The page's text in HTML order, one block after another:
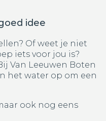
idee
Of weet je niet
iets voor jou is?
Van Leeuwen Boten
het water op om een
ook nog eens